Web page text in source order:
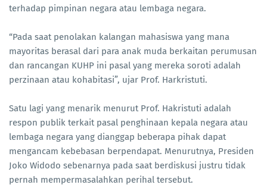
terhadap pimpinan negara atau lembaga negara.
“Pada saat penolakan kalangan mahasiswa yang mana
mayoritas berasal dari para anak muda berkaitan perumusan
dan rancangan KUHP ini pasal yang mereka soroti adalah
perzinaan atau kohabitasi”, ujar Prof. Harkristuti.
Satu lagi yang menarik menurut Prof. Hakristuti adalah
respon publik terkait pasal penghinaan kepala negara atau
lembaga negara yang dianggap beberapa pihak dapat
mengancam kebebasan berpendapat. Menurutnya, Presiden
Joko Widodo sebenarnya pada saat berdiskusi justru tidak
pernah mempermasalahkan perihal tersebut.